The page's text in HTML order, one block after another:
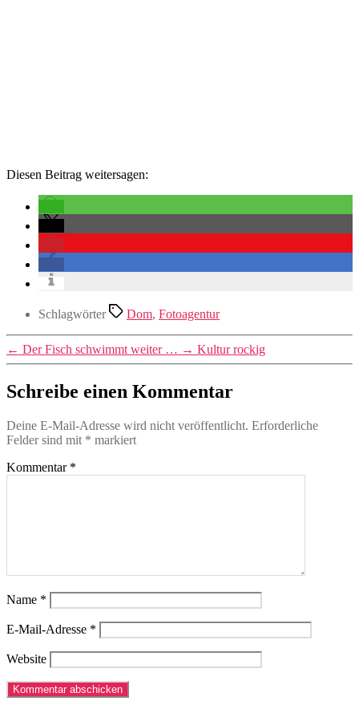
Diesen Beitrag weitersagen:
Schlagwörter Dom, Fotoagentur
← Der Fisch schwimmt weiter … → Kultur rockig
Schreibe einen Kommentar
Deine E-Mail-Adresse wird nicht veröffentlicht. Erforderliche
Felder sind mit * markiert
Kommentar *
Name *
E-Mail-Adresse *
Website